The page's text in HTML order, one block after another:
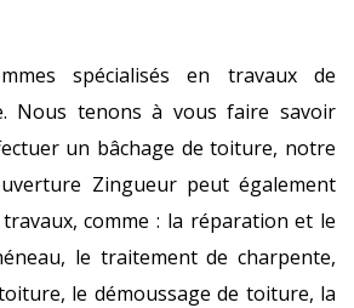
spécialisés en travaux de
Nous tenons à vous faire savoir
un bâchage de toiture, notre
Zingueur peut également
travaux, comme : la réparation et le
le traitement de charpente,
le démoussage de toiture, la